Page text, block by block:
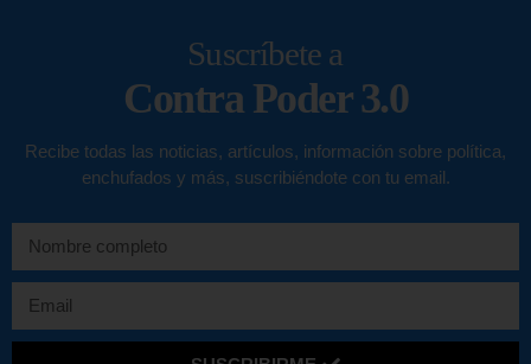
Suscríbete a
Contra Poder 3.0
Recibe todas las noticias, artículos, información sobre política,
enchufados y más, suscribiéndote con tu email.